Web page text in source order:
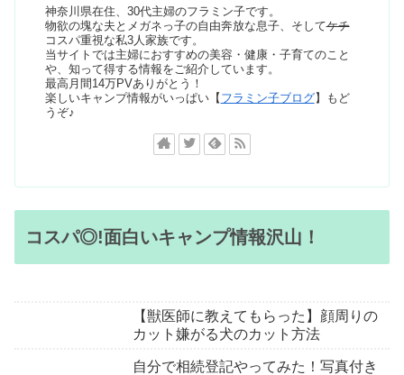
神奈川県在住、30代主婦のフラミン子です。
物欲の塊な夫とメガネっ子の自由奔放な息子、そしてケチ
コスパ重視な私3人家族です。
当サイトでは主婦におすすめの美容・健康・子育てのこと
や、知って得する情報をご紹介しています。
最高月間14万PVありがとう！
楽しいキャンプ情報がいっぱい【 フラミン子ブログ】もど
うぞ♪
コスパ◎!面白いキャンプ情報沢山！
【獣医師に教えてもらった】顔周りの
カット嫌がる犬のカット方法
自分で相続登記やってみた！写真付き